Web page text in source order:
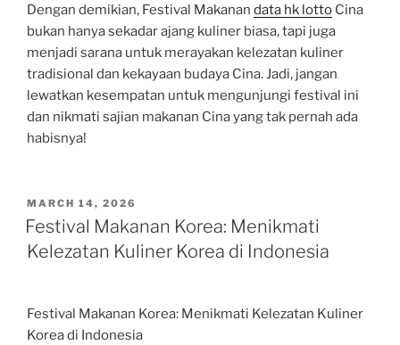
Dengan demikian, Festival Makanan data hk lotto Cina
bukan hanya sekadar ajang kuliner biasa, tapi juga
menjadi sarana untuk merayakan kelezatan kuliner
tradisional dan kekayaan budaya Cina. Jadi, jangan
lewatkan kesempatan untuk mengunjungi festival ini
dan nikmati sajian makanan Cina yang tak pernah ada
habisnya!
POSTED
ON
MARCH 14, 2026
Festival Makanan Korea: Menikmati
Kelezatan Kuliner Korea di Indonesia
Festival Makanan Korea: Menikmati Kelezatan Kuliner
Korea di Indonesia